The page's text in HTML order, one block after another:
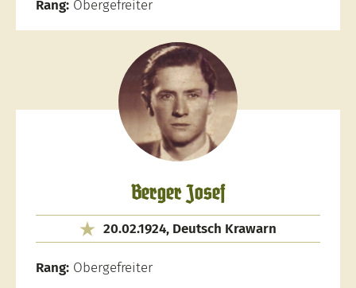
Rang: Obergefreiter
Berger Josef
20.02.1924, Deutsch Krawarn
Rang: Obergefreiter